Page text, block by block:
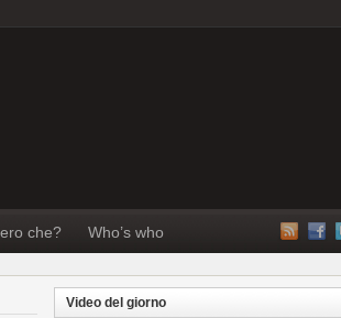
che? Who’s who
Video del giorno